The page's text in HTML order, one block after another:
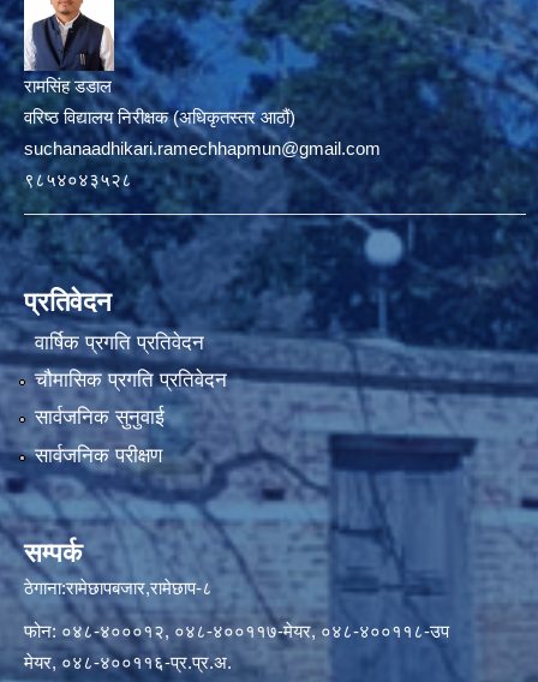
रामसिंह डडाल
वरिष्ठ विद्यालय निरीक्षक (अधिकृतस्तर आठौं)
suchanaadhikari.ramechhapmun@gmail.com
९८५४०४३५२८
प्रतिवेदन
वार्षिक प्रगति प्रतिवेदन
चौमासिक प्रगति प्रतिवेदन
सार्वजनिक सुनुवाई
सार्वजनिक परीक्षण
सम्पर्क
ठेगाना:रामेछापबजार,रामेछाप-८
फोन: ०४८-४०००१२, ०४८-४००११७-मेयर, ०४८-४००११८-उप
मेयर, ०४८-४००११६-प्र.प्र.अ.